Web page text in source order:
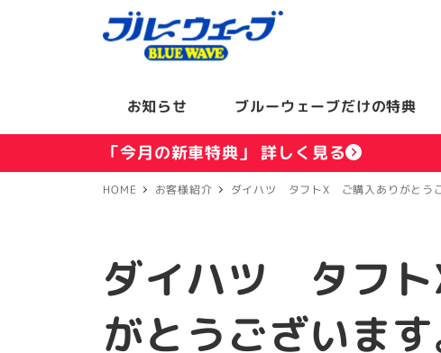
お知らせ ブルーウェーブだけの特典
「今月の新車特典」 詳しく見る
HOME お客様紹介 ダイハツ タフトX ご購入ありがとうご
ダイハツ タフ
がとうございます